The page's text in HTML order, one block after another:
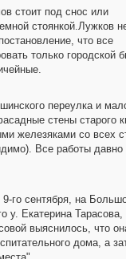
стоит под снос или
стоянкой.Лужков
что все
только городской
переулка и
стены старого
железяками со всех
Все работы
го сентября, на
у. Екатерина
выяснилось, что
дома, а